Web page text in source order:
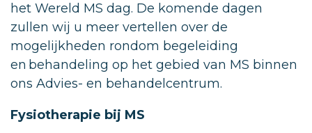
het Wereld MS dag. De komende dagen
zullen wij u meer vertellen over de
mogelijkheden rondom begeleiding
en behandeling op het gebied van MS binnen
ons Advies- en behandelcentrum.
Fysiotherapie bij MS